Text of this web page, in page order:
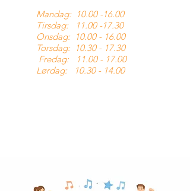
Mandag: 10.00 -16.00
Tirsdag:
11.00 -17.30
Onsdag: 10.00 - 16.00
Torsdag: 10.30 - 17.30
Fredag:
11.00 - 17.00
Lørdag:
10.30 - 14.00